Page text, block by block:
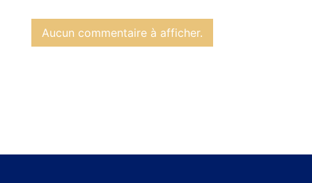
Aucun commentaire à afficher.